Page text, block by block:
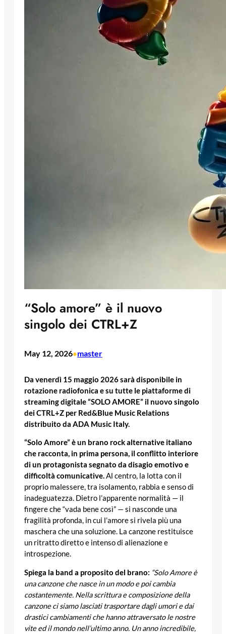
“Solo amore” è il nuovo
singolo dei CTRL+Z
May 12, 2026•master
Da venerdì 15 maggio 2026 sarà disponibile in
rotazione radiofonica e su tutte le piattaforme di
streaming digitale “SOLO AMORE” il nuovo singolo
dei CTRL+Z per Red&Blue Music Relations
distribuito da ADA Music Italy.
“Solo Amore” è un brano rock alternative italiano
che racconta, in prima persona, il conflitto interiore
di un protagonista segnato da disagio emotivo e
difficoltà comunicative.Al centro, la lotta con il
proprio malessere, tra isolamento, rabbia e senso di
inadeguatezza. Dietro l’apparente normalità — il
fingere che “vada bene così” — si nasconde una
fragilità profonda, in cui l’amore si rivela più una
maschera che una soluzione. La canzone restituisce
un ritratto diretto e intenso di alienazione e
introspezione.
Spiega la band a proposito del brano: “Solo Amore è
una canzone che nasce in un modo e poi cambia
costantemente. Nella scrittura e composizione della
canzone ci siamo lasciati trasportare dagli umori e dai
drastici cambiamenti che hanno attraversato le nostre
vite ed il mondo nell’ultimo anno. Un anno incredibile,